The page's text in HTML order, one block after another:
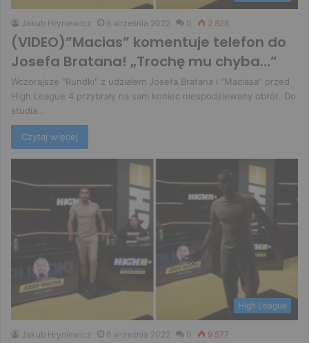
Jakub Hryniewicz 6 września 2022 0 2 828
(VIDEO)”Macias” komentuje telefon do
Josefa Bratana! „Trochę mu chyba…”
Wczorajsze "Rundki" z udziałem Josefa Bratana i "Maciasa" przed
High League 4 przybrały na sam koniec niespodziewany obrót. Do
studia…
Czytaj więcej
High League
Jakub Hryniewicz 6 września 2022 0 9 577